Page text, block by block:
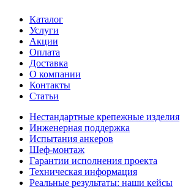
Каталог
Услуги
Акции
Оплата
Доставка
О компании
Контакты
Статьи
Нестандартные крепежные изделия
Инженерная поддержка
Испытания анкеров
Шеф-монтаж
Гарантии исполнения проекта
Техническая информация
Реальные результаты: наши кейсы